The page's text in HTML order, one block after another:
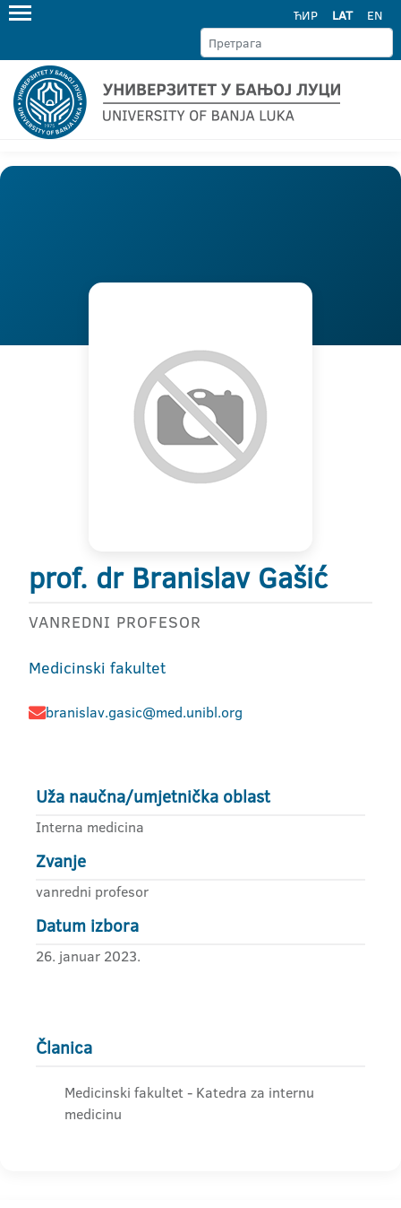
ЋИР LAT EN
prof. dr Branislav Gašić
VANREDNI PROFESOR
Medicinski fakultet
branislav.gasic@med.unibl.org
Uža naučna/umjetnička oblast
Interna medicina
Zvanje
vanredni profesor
Datum izbora
26. januar 2023.
Članica
Medicinski fakultet - Katedra za internu
medicinu